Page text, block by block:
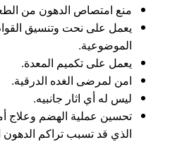
منع امتصاص الدهون من
يعمل على نحت وتنسيق
الموضوعية.
يعمل على تكميم المعدة.
امن لمرضى الغده الدرقية.
ليس له أي اثار جانبيه.
تحسين عملية الهضم وعلاج
الذي قد تسبب تراكم